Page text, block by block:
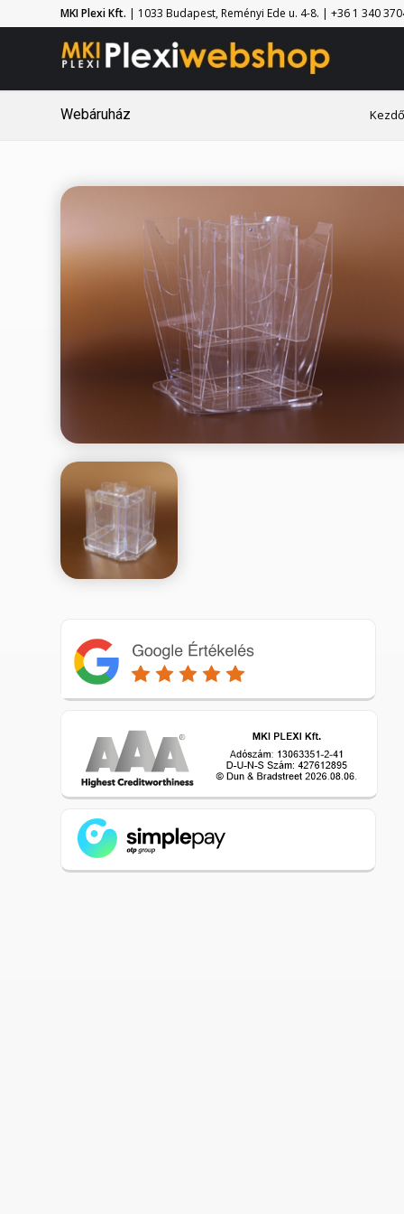
MKI Plexi Kft. | 1033 Budapest, Reményi Ede u. 4-8. | +36 1 340
Webáruház